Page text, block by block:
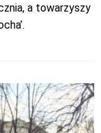
a towarzyszy